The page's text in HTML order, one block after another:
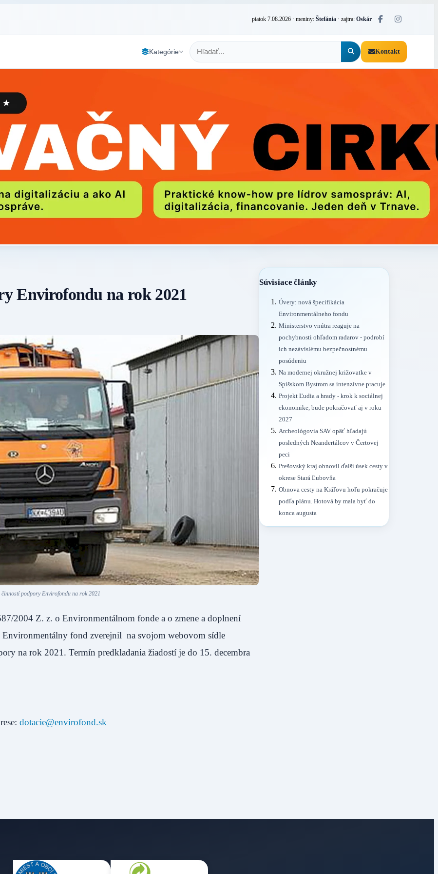
piatok 7.08.2026 · meniny: Štefánia · zajtra: Oskár
Kategórie Kontakt
Envirofondu na rok 2021
činností podpory Envirofondu na rok 2021
2004 Z. z. o Environmentálnom fonde a o zmene a doplnení
fond zverejnil na svojom webovom sídle
na rok 2021. Termín predkladania žiadostí je do 15. decembra
dotacie@envirofond.sk
Súvisiace články
Úvery: nová špecifikácia
Environmentálneho fondu
Ministerstvo vnútra reaguje na
pochybnosti ohľadom radarov - podrobí
ich nezávislému bezpečnostnému
posúdeniu
Na modernej okružnej križovatke v
Spišskom Bystrom sa intenzívne pracuje
Projekt Ľudia a hrady - krok k sociálnej
ekonomike, bude pokračovať aj v roku
2027
Archeológovia SAV opäť hľadajú
posledných Neandertálcov v Čertovej
peci
Prešovský kraj obnovil ďalší úsek cesty v
okrese Stará Ľubovňa
Obnova cesty na Kráľovu hoľu pokračuje
podľa plánu. Hotová by mala byť do
konca augusta